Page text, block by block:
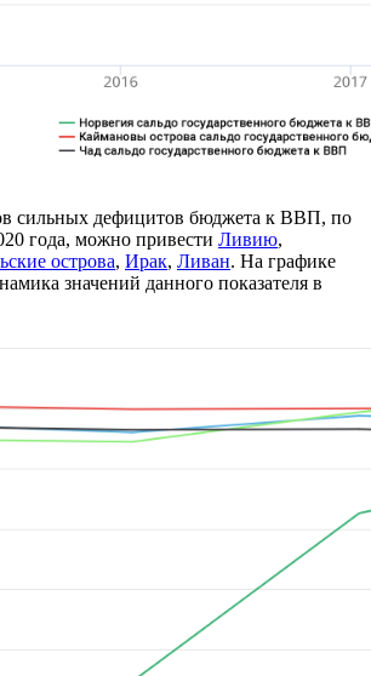
сильных дефицитов бюджета к ВВП, по
года, можно привести Ливию,
острова, Ирак, Ливан. На графике
значений данного показателя в